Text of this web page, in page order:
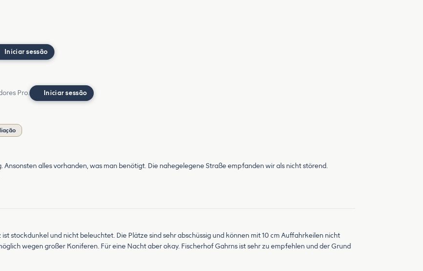
Iniciar sessão
Pro. Iniciar sessão
alles vorhanden, was man benötigt. Die nahegelegene Straße empfanden wir als nicht störend.
stockdunkel und nicht beleuchtet. Die Plätze sind sehr abschüssig und können mit 10 cm Auffahrkeilen nicht
wegen großer Koniferen. Für eine Nacht aber okay. Fischerhof Gahrns ist sehr zu empfehlen und der Grund